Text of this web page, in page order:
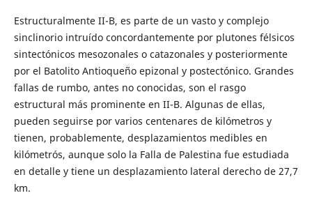
Estructuralmente II-B, es parte de un vasto y complejo
sinclinorio intruído concordantemente por plutones félsicos
sintectónicos mesozonales o catazonales y posteriormente
por el Batolito Antioqueño epizonal y postectónico. Grandes
fallas de rumbo, antes no conocidas, son el rasgo
estructural más prominente en II-B. Algunas de ellas,
pueden seguirse por varios centenares de kilómetros y
tienen, probablemente, desplazamientos medibles en
kilómetrós, aunque solo la Falla de Palestina fue estudiada
en detalle y tiene un desplazamiento lateral derecho de 27,7
km.